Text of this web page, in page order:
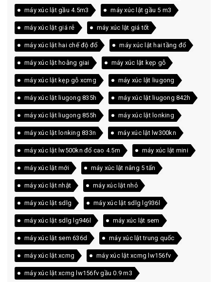
máy xúc lật gầu 4.5m3 máy xúc lật gầu 5 m3
máy xúc lật giá rẻ máy xúc lật giá tốt
máy xúc lật hai chế độ đổ máy xúc lật hai tầng đổ
máy xúc lật hoằng giai máy xúc lật kẹp gỗ
máy xúc lật kẹp gỗ xcmg máy xúc lật liugong
máy xúc lật liugong 835h máy xúc lật liugong 842h
máy xúc lật liugong 855h máy xúc lật lonking
máy xúc lật lonking 833n máy xúc lật lw300kn
máy xúc lật lw500kn đổ cao 4.5m máy xúc lật mini
máy xúc lật mới máy xúc lật nâng 5 tấn
máy xúc lật nhật máy xúc lật nhỏ
máy xúc lật sdlg máy xúc lật sdlg lg936l
máy xúc lật sdlg lg946l máy xúc lật sem
máy xúc lật sem 636d máy xúc lật trung quốc
máy xúc lật xcmg máy xúc lật xcmg lw156fv
máy xúc lật xcmg lw156fv gầu 0.9 m3